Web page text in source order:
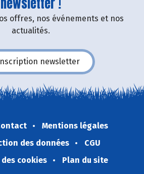
offres, nos événements et nos
actualités.
newsletter
Mentions légales
des données
CGU
cookies
Plan du site